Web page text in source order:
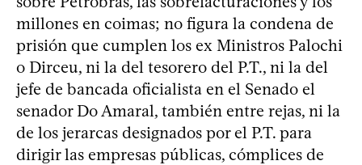
millones en coimas; no figura la condena de
prisión que cumplen los ex Ministros Palochi
o Dirceu, ni la del tesorero del P.T., ni la del
jefe de bancada oficialista en el Senado el
senador Do Amaral, también entre rejas, ni la
de los jerarcas designados por el P.T. para
dirigir las empresas públicas, cómplices de